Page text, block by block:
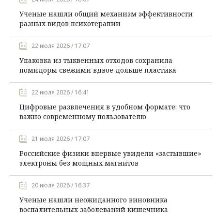
Ученые нашли общий механизм эффективности
разных видов психотерапии
22 июля 2026 / 17:07
Упаковка из тыквенных отходов сохранила
помидоры свежими вдвое дольше пластика
22 июля 2026 / 16:41
Цифровые развлечения в удобном формате: что
важно современному пользователю
21 июля 2026 / 17:07
Российские физики впервые увидели «застывшие»
электроны без мощных магнитов
20 июля 2026 / 16:37
Ученые нашли неожиданного виновника
воспалительных заболеваний кишечника